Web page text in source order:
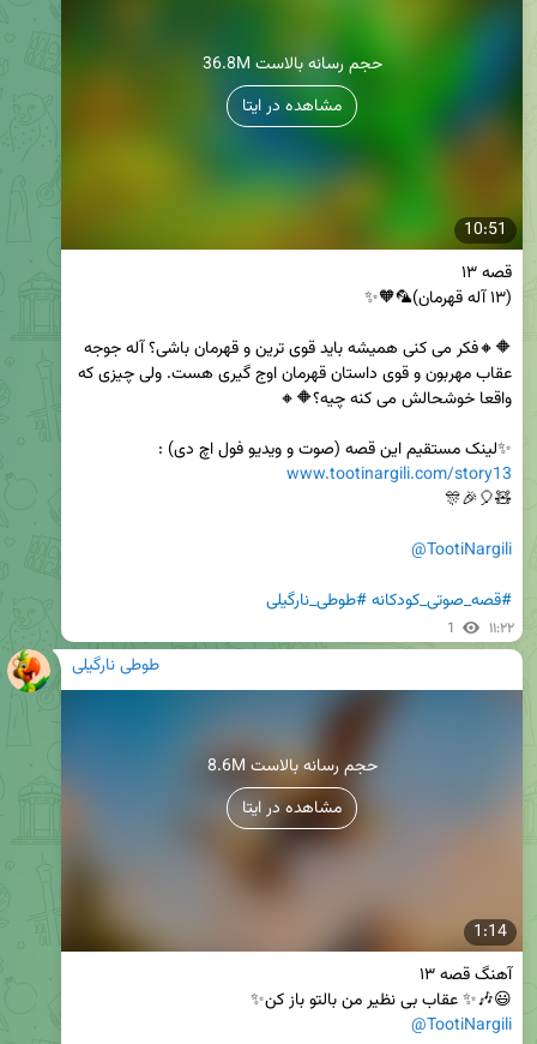
10:51
36.8M حجم رسانه بالاست
مشاهده در ایتا
✨لینک مستقیم این قصه (صوت و ویدیو فول اچ دی) :
www.tootinargili.com/story13
@TootiNargili
#قصه_صوتی_کودکانه#طوطی_نارگیلی
1 ۱۱:۲۲
طوطی نارگیلی
1:14
8.6M حجم رسانه بالاست
مشاهده در ایتا
😃🎶✨ عقاب بی نظیر من بالتو باز کن✨
@TootiNargili